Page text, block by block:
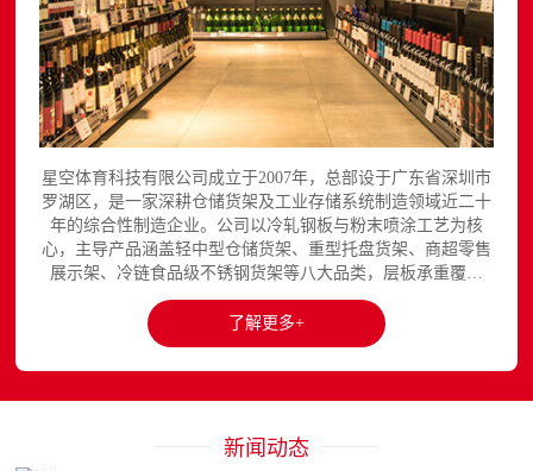
星空体育科技有限公司成立于2007年，总部设于广东省深圳市
罗湖区，是一家深耕仓储货架及工业存储系统制造领域近二十
年的综合性制造企业。公司以冷轧钢板与粉末喷涂工艺为核
心，主导产品涵盖轻中型仓储货架、重型托盘货架、商超零售
展示架、冷链食品级不锈钢货架等八大品类，层板承重覆盖
150至3000kg，产品出口欧美、东南亚、中东等区域市场，已
与国内外超过300家企业建立长期合作关系。星空平台官网提
供完整的产品展示与在线咨询服务...
了解更多+
新闻动态